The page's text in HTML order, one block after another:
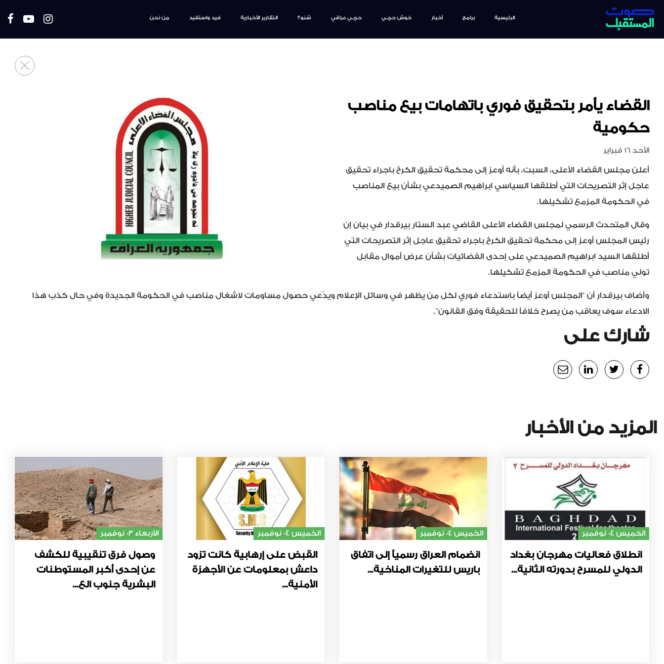
الرئيسية برامج أخبار خوش حچـي حچـي عراقي شنو؟ التقارير الأخبارية فيد واستفيد من نحن
القضاء يأمر بتحقيق فوري باتهامات بيع مناصب
حكومية
الأحد 16 فبراير
أعلن مجلس القضاء الأعلى، السبت، بأنه أوعز إلى محكمة تحقيق الكرخ باجراء تحقيق
عاجل إثر التصريحات التي أطلقها السياسي ابراهيم الصميدعي بشأن بيع المناصب
في الحكومة المزمع تشكيلها.
وقال المتحدث الرسمي لمجلس القضاء الأعلى القاضي عبد الستار بيرقدار في بيان إن
رئيس المجلس أوعز إلى محكمة تحقيق الكرخ باجراء تحقيق عاجل إثر التصريحات التي
أطلقها السيد ابراهيم الصميدعي على إحدى الفضائيات بشأن عرض أموال مقابل
تولي مناصب في الحكومة المزمع تشكيلها.
وأضاف بيرقدار أن “المجلس أوعز أيضاً باستدعاء فوري لكل من يظهر في وسائل الإعلام ويدّعي حصول مساومات لاشغال مناصب في الحكومة الجديدة وفي حال كذب هذا
الادعاء سوف يعاقب من يصرح خلافاً للحقيقة وفق القانون”.
شارك على
المزيد من الأخبار
الخميس 04 نوفمبر
انطلاق فعاليات مهرجان بغداد
الدولي للمسرح بدورته الثانية...
الخميس 04 نوفمبر
انضمام العراق رسمياً إلى اتفاق
باريس للتغيرات المناخية...
الخميس 04 نوفمبر
القبض على إرهابية كانت تزود
داعش بمعلومات عن الأجهزة
الأمنية...
الأربعاء 03 نوفمبر
وصول فرق تنقيبية للكشف
عن إحدى أكبر المستوطنات
البشرية جنوب الع...